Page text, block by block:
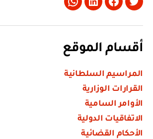
Twitter
Facebook
LinkedIn
Whatsapp
أقسام الموقع
المراسيم السلطانية
القرارات الوزارية
الأوامر السامية
الاتفاقيات الدولية
الأحكام القضائية